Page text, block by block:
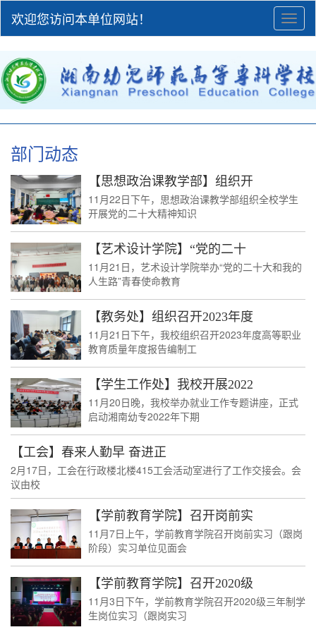
欢迎您访问本单位网站！
部门动态
【思想政治课教学部】组织开
11月22日下午，思想政治课教学部组织全校学生
开展党的二十大精神知识
【艺术设计学院】“党的二十
11月21日，艺术设计学院举办“党的二十大和我的
人生路”青春使命教育
【教务处】组织召开2023年度
11月21日下午，我校组织召开2023年度高等职业
教育质量年度报告编制工
【学生工作处】我校开展2022
11月20日晚，我校举办就业工作专题讲座，正式
启动湘南幼专2022年下期
【工会】春来人勤早 奋进正
2月17日，工会在行政楼北楼415工会活动室进行了工作交接会。会
议由校
【学前教育学院】召开岗前实
11月7日上午，学前教育学院召开岗前实习（跟岗
阶段）实习单位见面会
【学前教育学院】召开2020级
11月3日下午，学前教育学院召开2020级三年制学
生岗位实习（跟岗实习